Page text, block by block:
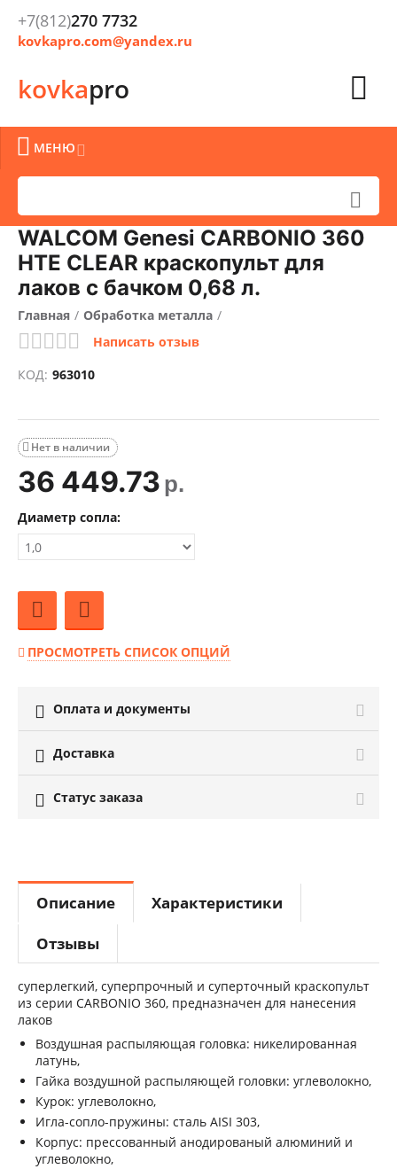
kovkapro
+7(812)270 7732
kovkapro.com@yandex.ru

 МЕНЮ

WALCOM Genesi CARBONIO 360
HTE CLEAR краскопульт для
лаков с бачком 0,68 л.
Главная / Обработка металла /
Очистка, окраска и защита металла
Написать отзыв
КОД: 963010
Нет в наличии

36 449.73 р.
Диаметр сопла:
ПРОСМОТРЕТЬ СПИСОК ОПЦИЙ
 Оплата и документы
 Доставка
 Статус заказа
Описание
Характеристики
Отзывы
суперлегкий, суперпрочный и суперточный краскопульт
из серии CARBONIO 360, предназначен для нанесения
лаков
Воздушная распыляющая головка: никелированная
латунь,
Гайка воздушной распыляющей головки: углеволокно,
Курок: углеволокно,
Игла-сопло-пружины: сталь AISI 303,
Корпус: прессованный анодированый алюминий и
углеволокно,